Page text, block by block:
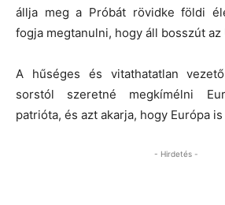
állja meg a Próbát rövidke földi
fogja megtanulni, hogy áll bosszút az
A hűséges és vitathatatlan
sorstól szeretné megkímélni
patrióta, és azt akarja, hogy Európa
- Hirdetés -